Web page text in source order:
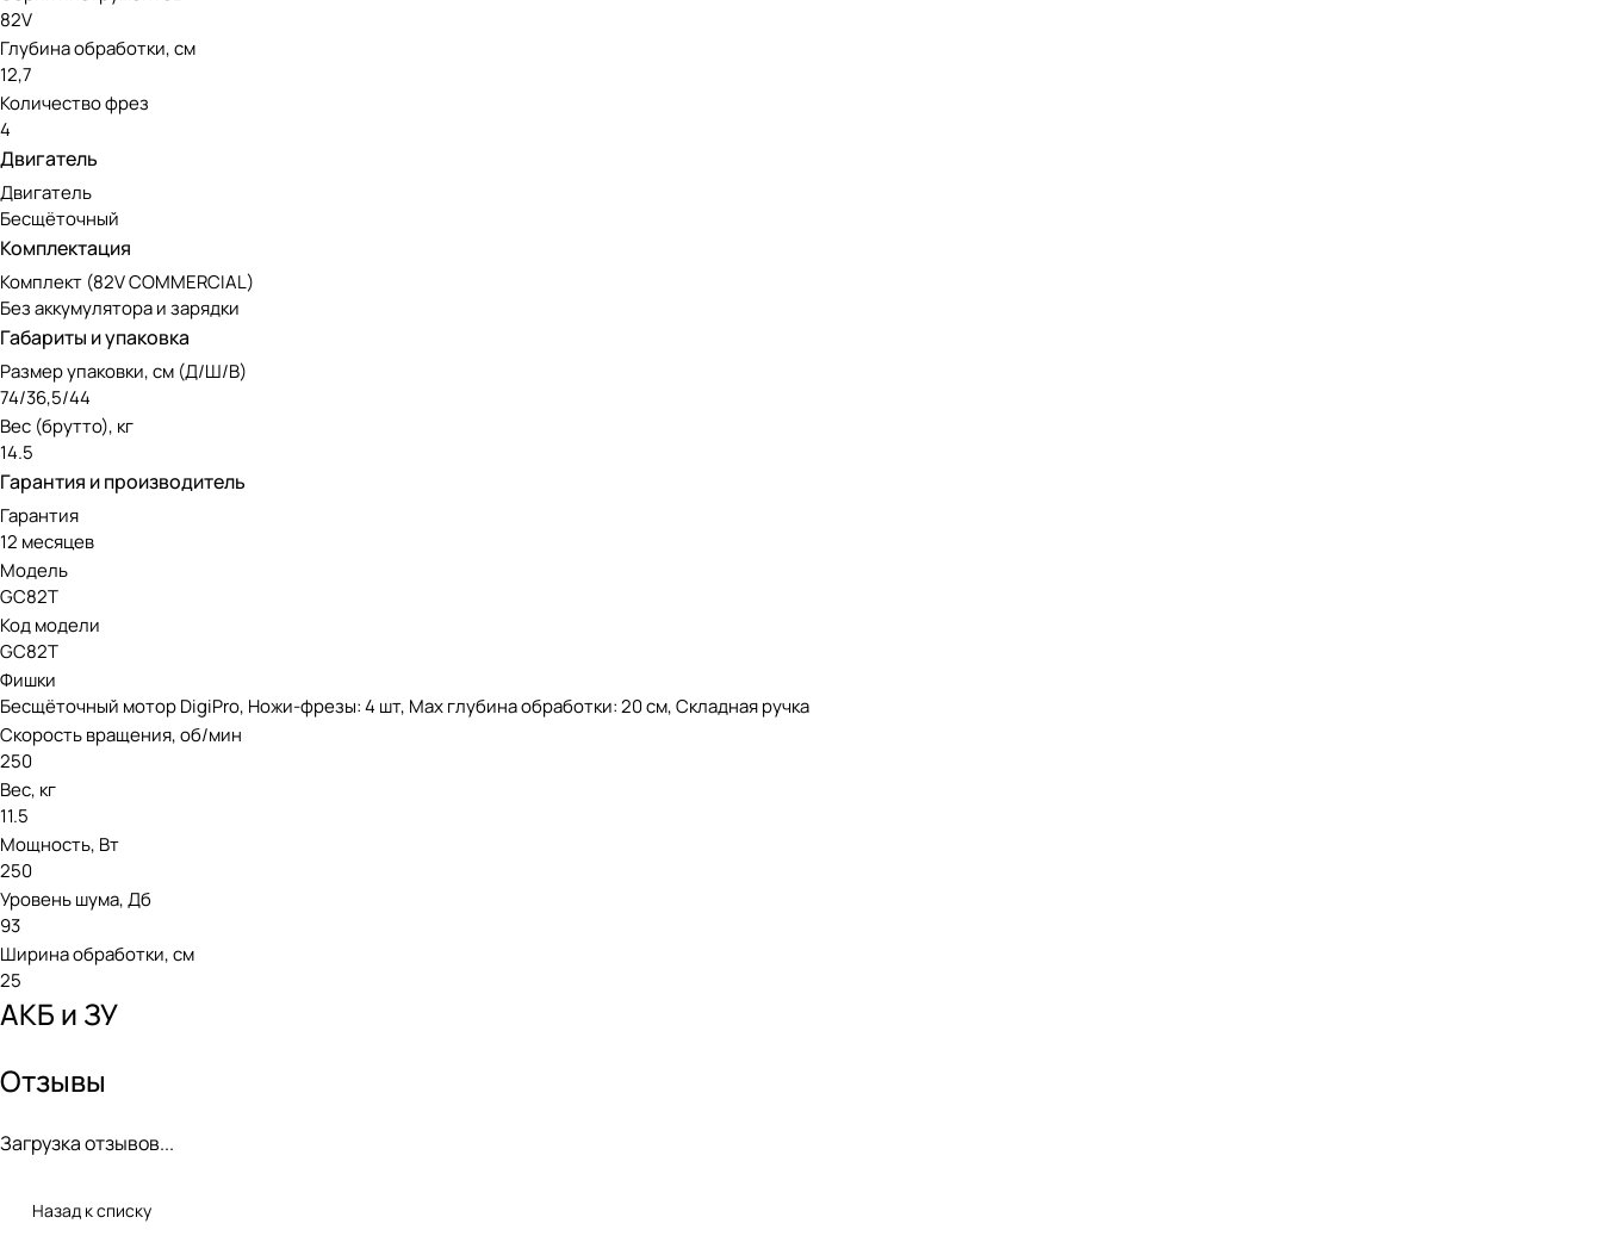
Инструмент оснащен передовым бесщеточным двигателем. Такой двигатель меньше подвержен износу, имеет более продолжительный срок службы и не
нуждается в сложном обслуживании, при этом экологичен и отличается пониженным уровнем шума и вибрации.
Аккумуляторная линейка Greenworks 82V Commercial
Модель работает от аккумуляторов 82V, совместимых с другими устройствами линейки Greenworks 82V Commercial. Это высококлассная техника, которая
отлично подойдет как для коммерческого использования, так и для работ на частных участках.
82V
Глубина обработки, см
12,7
Количество фрез
4
Двигатель
Двигатель
Бесщёточный
Комплектация
Комплект (82V COMMERCIAL)
Без аккумулятора и зарядки
Габариты и упаковка
Размер упаковки, см (Д/Ш/В)
74/36,5/44
Вес (брутто), кг
14.5
Гарантия и производитель
Гарантия
12 месяцев
Модель
GC82T
Код модели
GC82T
Фишки
Бесщёточный мотор DigiPro, Ножи-фрезы: 4 шт, Max глубина обработки: 20 см, Складная ручка
Скорость вращения, об/мин
250
Вес, кг
11.5
Мощность, Вт
250
Уровень шума, Дб
93
Ширина обработки, см
25
АКБ и ЗУ
Отзывы
Загрузка отзывов...
Назад к списку